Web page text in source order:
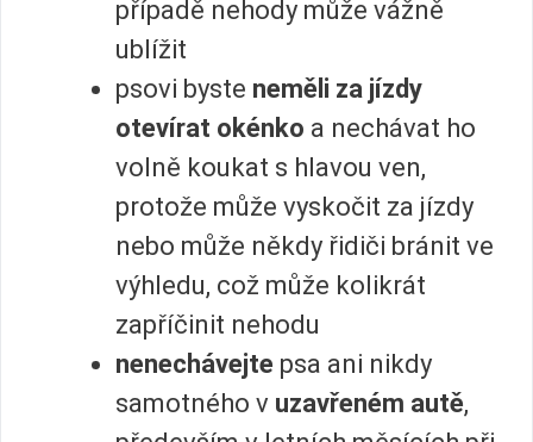
případě nehody může vážně
ublížit
psovi byste neměli za jízdy
otevírat okénko a nechávat ho
volně koukat s hlavou ven,
protože může vyskočit za jízdy
nebo může někdy řidiči bránit ve
výhledu, což může kolikrát
zapříčinit nehodu
nenechávejte psa ani nikdy
samotného v uzavřeném autě,